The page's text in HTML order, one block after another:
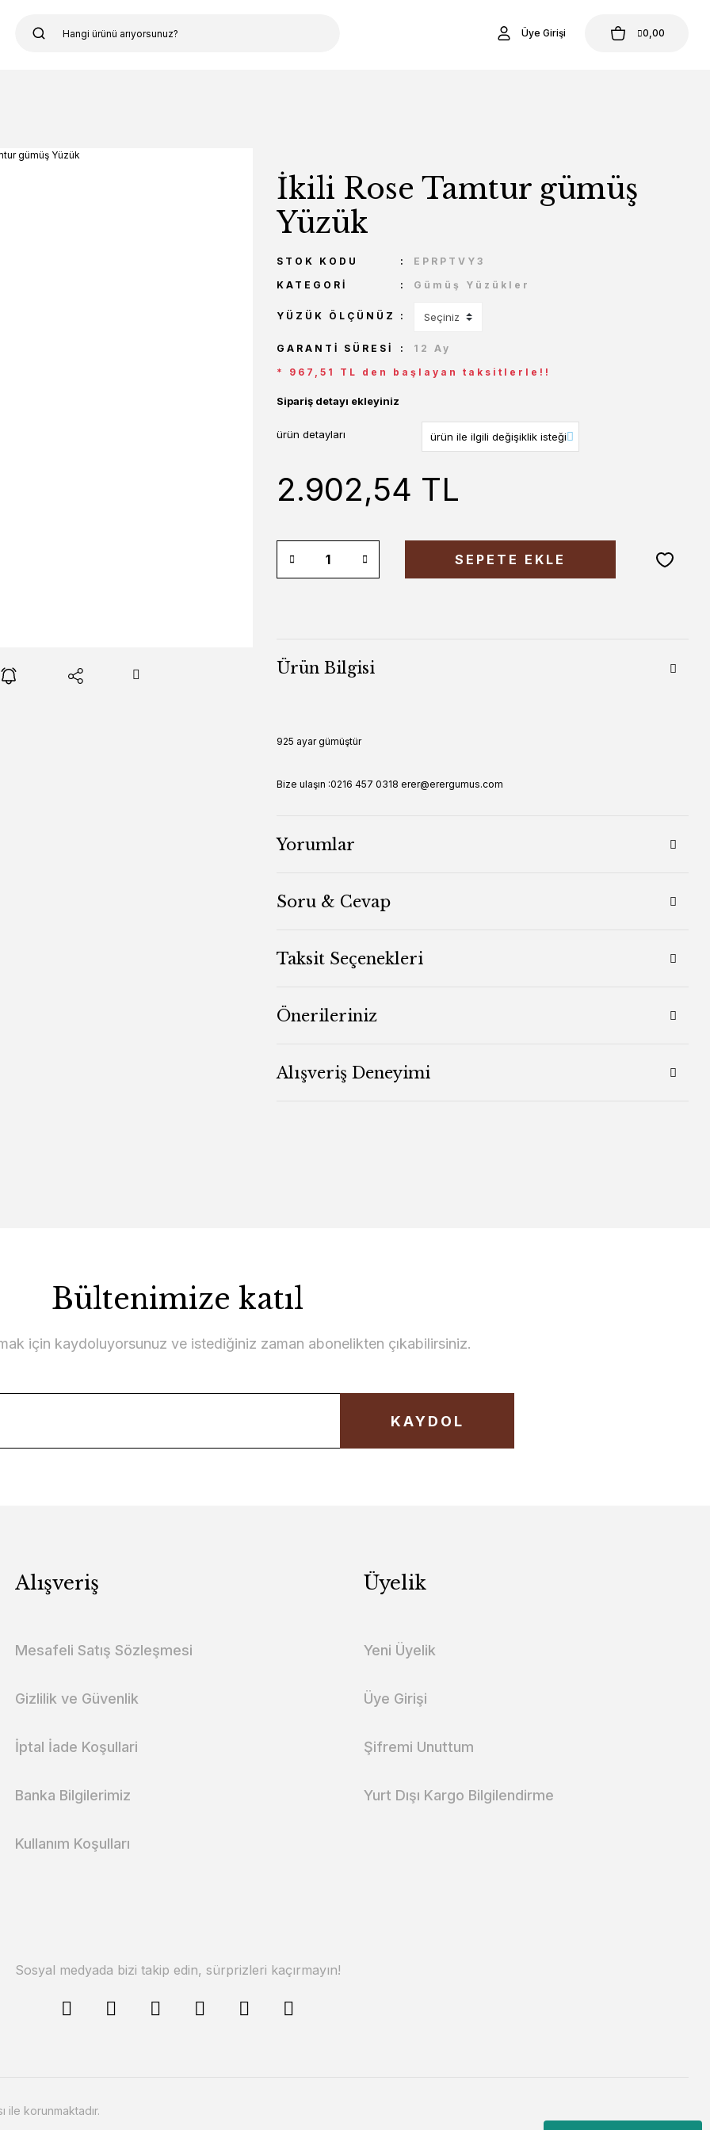
Üye Girişi 0,00
İkili Rose Tamtur gümüş
Yüzük
STOK KODU
EPRPTVY3
KATEGORI
Gümüş Yüzükler
YÜZÜK ÖLÇÜNÜZ
GARANTI SÜRESI
12 Ay
* 967,51 TL den başlayan taksitlerle!!
Sipariş detayı ekleyiniz
ürün detayları
2.902,54 TL
SEPETE EKLE
Ürün Bilgisi
925 ayar gümüştür
Bize ulaşın :0216 457 0318 erer@erergumus.com
Yorumlar
Soru & Cevap
Taksit Seçenekleri
Önerileriniz
Alışveriş Deneyimi
Bültenimize katıl
için kaydoluyorsunuz ve istediğiniz zaman abonelikten çıkabilirsiniz.
KAYDOL
Alışveriş
Mesafeli Satış Sözleşmesi
Gizlilik ve Güvenlik
İptal İade Koşullari
Banka Bilgilerimiz
Kullanım Koşulları
Üyelik
Yeni Üyelik
Üye Girişi
Şifremi Unuttum
Yurt Dışı Kargo Bilgilendirme
Sosyal medyada bizi takip edin, sürprizleri kaçırmayın!
ile korunmaktadır.